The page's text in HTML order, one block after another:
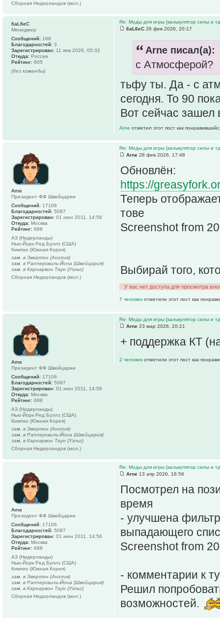
Сборная Нидерландов (мол.)
Re: Моды для игры [калькулятор силы и
6aL6eC 26 фев 2026, 20:17
Arne писал(а):
с Атмосферой?
тьфу ты. Да - с
сегодня. То 90
Вот сейчас зашел
Arne отметил этот пост как
6aL6eC
Менеджер
Сообщений: 168
Благодарностей: 3
Зарегистрирован: 11 янв 2026, 05:32
Откуда: Россия
Рейтинг: 605
(без команды)
Re: Моды для игры [калькулятор силы и
Arne 28 фев 2026, 17:48
Обновлён:
https://
Теперь
тове
Screenshot from
Выбирай того,
У вас нет доступа для просмотра
7 человек отметили этот пост как
Arne
Президент ФФ Швейцарии
Сообщений: 17106
Благодарностей: 5087
Зарегистрирован: 01 июн 2011, 14:56
Откуда: Москва
Рейтинг: 688
АЗ (Нидерланды)
Нью-Йорк Ред Буллз (США)
Кимпхо (Южная Корея)
зам. в Эвертон (Англия)
зам. в Рапперсвиль-Йона (Швейцария)
зам. в Карнарвон Таун (Уэльс)
Сборная Нидерландов (мол.)
Re: Моды для игры [калькулятор силы и
Arne 23 мар 2026, 20:21
+ поддержка КТ
2 человек отметили этот пост как
Arne
Президент ФФ Швейцарии
Сообщений: 17106
Благодарностей: 5087
Зарегистрирован: 01 июн 2011, 14:56
Откуда: Москва
Рейтинг: 688
АЗ (Нидерланды)
Нью-Йорк Ред Буллз (США)
Кимпхо (Южная Корея)
зам. в Эвертон (Англия)
зам. в Рапперсвиль-Йона (Швейцария)
зам. в Карнарвон Таун (Уэльс)
Сборная Нидерландов (мол.)
Re: Моды для игры [калькулятор силы и
Arne 13 апр 2026, 16:56
Посмотрел на
время
- улучшена
выпадающего
Screenshot from
- комментарии к
Решил
возможностей.
Arne
Президент ФФ Швейцарии
Сообщений: 17106
Благодарностей: 5087
Зарегистрирован: 01 июн 2011, 14:56
Откуда: Москва
Рейтинг: 688
АЗ (Нидерланды)
Нью-Йорк Ред Буллз (США)
Кимпхо (Южная Корея)
зам. в Эвертон (Англия)
зам. в Рапперсвиль-Йона (Швейцария)
зам. в Карнарвон Таун (Уэльс)
Сборная Нидерландов (мол.)